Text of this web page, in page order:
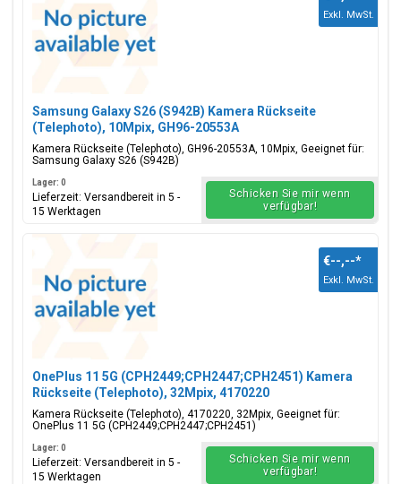
Samsung Galaxy S26 (S942B) Kamera Rückseite
(Telephoto), 10Mpix, GH96-20553A
Kamera Rückseite (Telephoto), GH96-20553A, 10Mpix, Geeignet für:
Samsung Galaxy S26 (S942B)
Exkl. MwSt.
Lager: 0
Lieferzeit: Versandbereit in 5 -
15 Werktagen
Schicken Sie mir wenn
verfügbar!
OnePlus 11 5G (CPH2449;CPH2447;CPH2451) Kamera
Rückseite (Telephoto), 32Mpix, 4170220
Kamera Rückseite (Telephoto), 4170220, 32Mpix, Geeignet für:
OnePlus 11 5G (CPH2449;CPH2447;CPH2451)
€--,--*
Exkl. MwSt.
Lager: 0
Lieferzeit: Versandbereit in 5 -
15 Werktagen
Schicken Sie mir wenn
verfügbar!